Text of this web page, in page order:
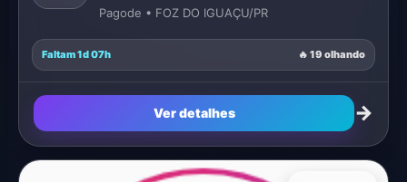
Pagode • FOZ DO IGUAÇU/PR
Faltam 1d 07h 🔥 19 olhando
Ver detalhes →